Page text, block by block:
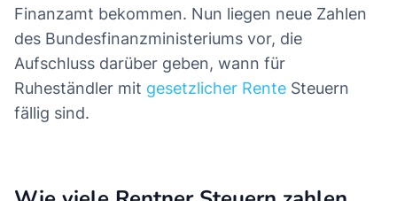
Finanzamt bekommen. Nun liegen neue Zahlen
des Bundesfinanzministeriums vor, die
Aufschluss darüber geben, wann für
Ruheständler mit gesetzlicher Rente Steuern
fällig sind.